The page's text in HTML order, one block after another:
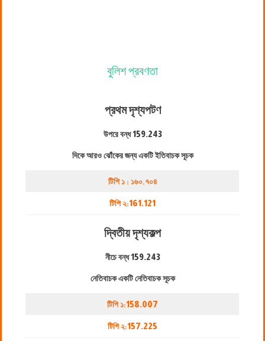
বুলিশ প্রবণতা
প্রথম দৃশ্যপটণ
উপরে বন্ধ159.243
দিকে আরও ঝোঁকের জন্য একটি ইতিবাচক সূচক
টিপি ১ : ১৬০.৭০৪
টিপি ২:161.121
দ্বিতীয় দৃশ্যকল্প
নীচে বন্ধ159.243
নেতিবাচক একটি নেতিবাচক সূচক
টিপি ১:158.007
টিপি ২:157.225